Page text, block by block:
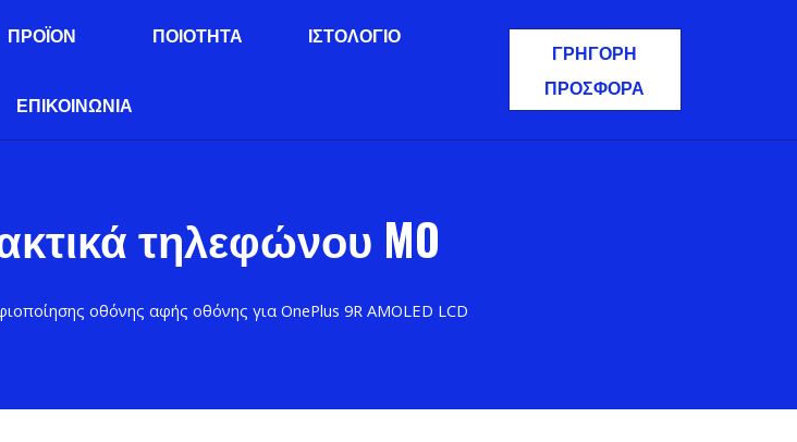
ΠΡΟΪΌΝ ΠΟΙΌΤΗΤΑ ΙΣΤΟΛΌΓΙΟ
ΕΠΙΚΟΙΝΩΝΊΑ
ΓΡΉΓΟΡΗ
ΠΡΟΣΦΟΡΆ
τηλεφώνου MO
οθόνης αφής οθόνης για OnePlus 9R AMOLED LCD